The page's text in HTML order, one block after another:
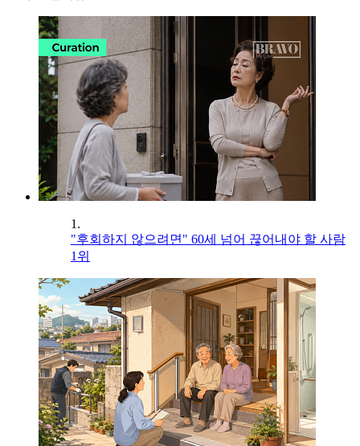
1.
"후회하지 않으려면" 60세 넘어 끊어내야 할 사람
1위